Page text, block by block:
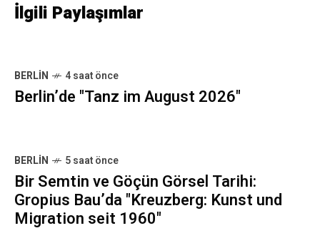
İlgili Paylaşımlar
BERLIN 4 saat önce
Berlin’de "Tanz im August 2026"
BERLIN 5 saat önce
Bir Semtin ve Göçün Görsel Tarihi:
Gropius Bau’da "Kreuzberg: Kunst und
Migration seit 1960"